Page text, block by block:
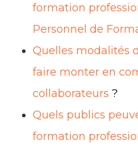
formation
Personnel de
Quelles modalités
faire monter en
collaborateurs ?
Quels publics
formation